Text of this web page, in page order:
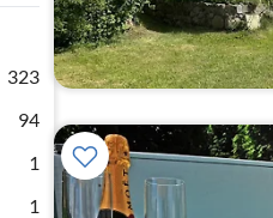
323
94
1
1